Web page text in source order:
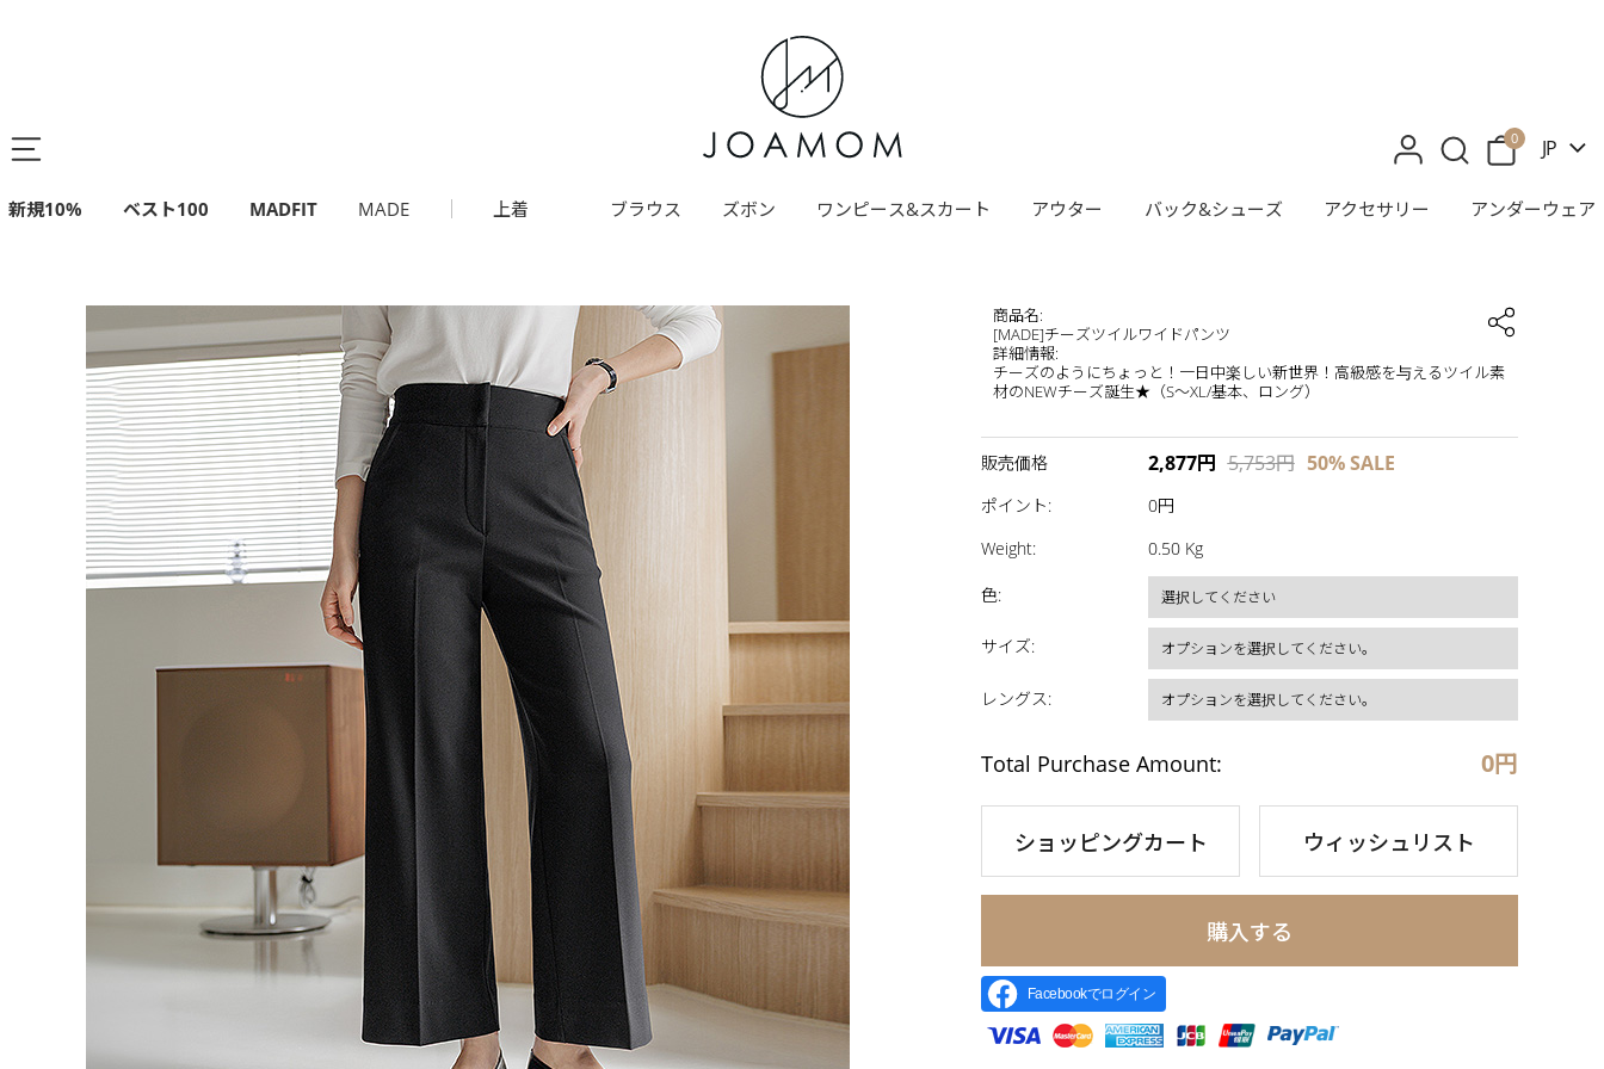
0 JP
新規10% ベスト100 MADFIT MADE 上着 ブラウス ズボン ワンピース&スカート アウター バック&シューズ アクセサリー アンダーウェア
商品名:
[MADE]チーズツイルワイドパンツ
詳細情報:
チーズのようにちょっと！一日中楽しい新世界！高級感を与えるツイル素
材のNEWチーズ誕生★（S～XL/基本、ロング）
販売価格 2,877円 5,753円 50% SALE
ポイント:
0円
Weight: 0.50 Kg
色:
サイズ:
レングス:
Total Purchase Amount: 0円
ショッピングカート ウィッシュリスト
購入する
Facebookでログイン